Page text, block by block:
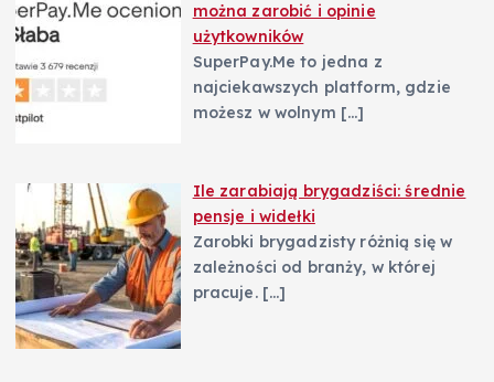
można zarobić i opinie
użytkowników
SuperPay.Me to jedna z
najciekawszych platform, gdzie
możesz w wolnym […]
Ile zarabiają brygadziści: średnie
pensje i widełki
Zarobki brygadzisty różnią się w
zależności od branży, w której
pracuje. […]